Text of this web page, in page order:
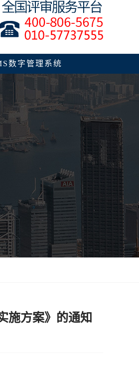
数字管理系统
施方案》的通知